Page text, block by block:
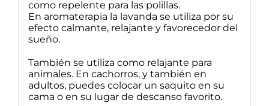
como repelente para las polillas.
En aromaterapia la lavanda se utiliza por su
efecto calmante, relajante y favorecedor del
sueño.
También se utiliza como relajante para
animales. En cachorros, y también en
adultos, puedes colocar un saquito en su
cama o en su lugar de descanso favorito.